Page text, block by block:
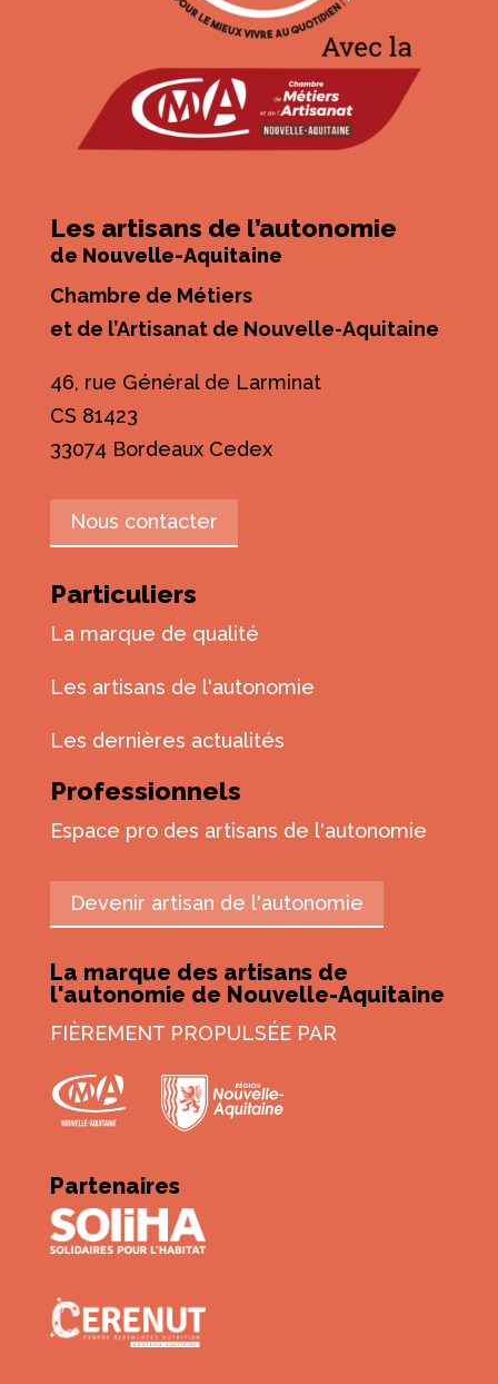
Les artisans de l’autonomie
de Nouvelle-Aquitaine
Chambre de Métiers
et de l’Artisanat de Nouvelle-Aquitaine
46, rue Général de Larminat
CS 81423
33074 Bordeaux Cedex
Nous contacter
Particuliers
La marque de qualité
Les artisans de l'autonomie
Les dernières actualités
Professionnels
Espace pro des artisans de l'autonomie
Devenir artisan de l'autonomie
La marque des artisans de
l'autonomie de Nouvelle-Aquitaine
FIÈREMENT PROPULSÉE PAR
Partenaires